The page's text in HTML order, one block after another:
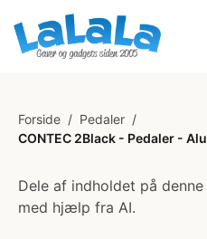
Forside / Pedaler /
CONTEC 2Black - Pedaler -
Dele af indholdet på
med hjælp fra AI.